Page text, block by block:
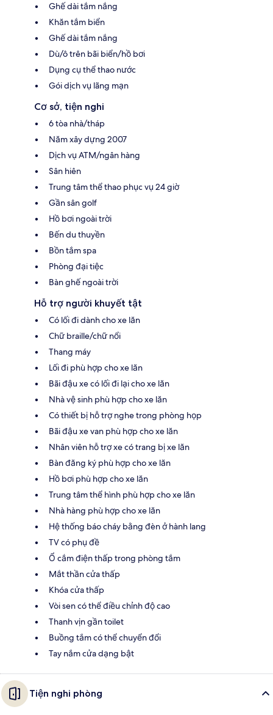
Ghế dài tắm nắng
Khăn tắm biển
Ghế dài tắm nắng
Dù/ô trên bãi biển/hồ bơi
Dụng cụ thể thao nước
Gói dịch vụ lãng mạn
Cơ sở, tiện nghi
6 tòa nhà/tháp
Năm xây dựng 2007
Dịch vụ ATM/ngân hàng
Sân hiên
Trung tâm thể thao phục vụ 24 giờ
Gần sân golf
Hồ bơi ngoài trời
Bến du thuyền
Bồn tắm spa
Phòng đại tiệc
Bàn ghế ngoài trời
Hỗ trợ người khuyết tật
Có lối đi dành cho xe lăn
Chữ braille/chữ nổi
Thang máy
Lối đi phù hợp cho xe lăn
Bãi đậu xe có lối đi lại cho xe lăn
Nhà vệ sinh phù hợp cho xe lăn
Có thiết bị hỗ trợ nghe trong phòng họp
Bãi đậu xe van phù hợp cho xe lăn
Nhân viên hỗ trợ xe có trang bị xe lăn
Bàn đăng ký phù hợp cho xe lăn
Hồ bơi phù hợp cho xe lăn
Trung tâm thể hình phù hợp cho xe lăn
Nhà hàng phù hợp cho xe lăn
Hệ thống báo cháy bằng đèn ở hành lang
TV có phụ đề
Ổ cắm điện thấp trong phòng tắm
Mắt thần cửa thấp
Khóa cửa thấp
Vòi sen có thể điều chỉnh độ cao
Thanh vịn gần toilet
Buồng tắm có thể chuyển đổi
Tay nắm cửa dạng bật
Tiện nghi phòng